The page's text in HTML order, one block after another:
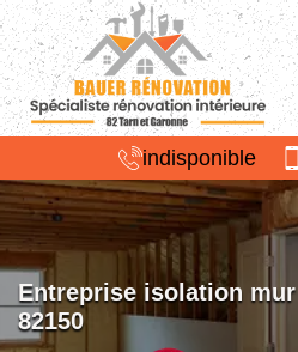
indisponible
Entreprise isolation
82150